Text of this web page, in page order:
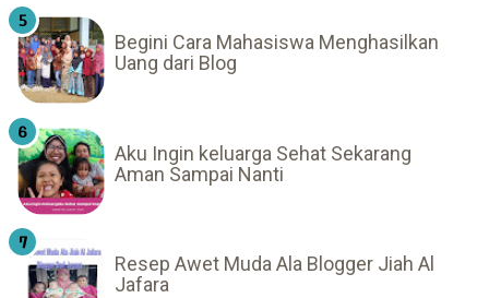
Begini Cara Mahasiswa Menghasilkan
Uang dari Blog
Aku Ingin keluarga Sehat Sekarang
Aman Sampai Nanti
Resep Awet Muda Ala Blogger Jiah Al
Jafara